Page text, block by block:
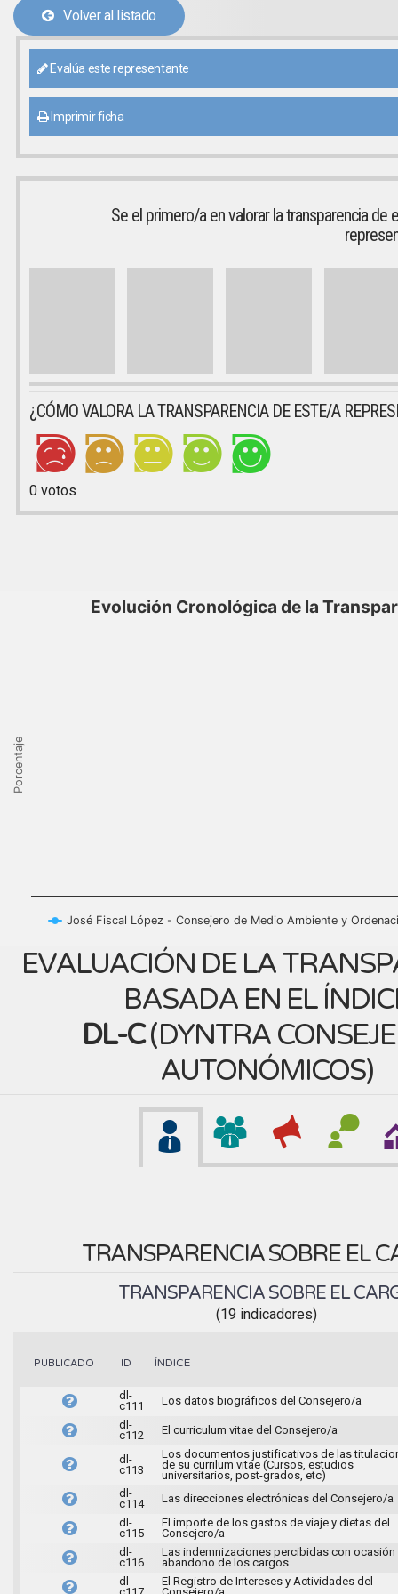
Volver al listado
Evalúa este representante
Imprimir ficha
Se el primero/a en valorar la transparencia de
¿CÓMO VALORA LA TRANSPARENCIA DE ESTE/A
0votos
Porcentaje
Evolución Cronológica de la
José Fiscal López - Consejero de Medio Ambiente y
EVALUACIÓN DE LA
BASADA EN EL
DL-C(DYNTRA
AUTONÓMICOS)
TRANSPARENCIA SOBRE EL
TRANSPARENCIA SOBRE EL
(19 indicadores)
PUBLICADO ID ÍNDICE
dl-
c111
Los datos biográficos del Consejero/a
dl-
c112
El curriculum vitae del Consejero/a
dl-
c113
Los documentos justificativos de las
de su currilum vitae (Cursos, estudios
universitarios, post-grados, etc)
dl-
c114
Las direcciones electrónicas del Consejero/a
dl-
c115
El importe de los gastos de viaje y dietas del
Consejero/a
dl-
c116
Las indemnizaciones percibidas con ocasión
abandono de los cargos
dl-
El Registro de Intereses y Actividades del